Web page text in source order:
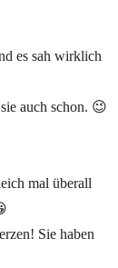
es sah wirklich
auch schon. 😉
mal überall
Sie haben